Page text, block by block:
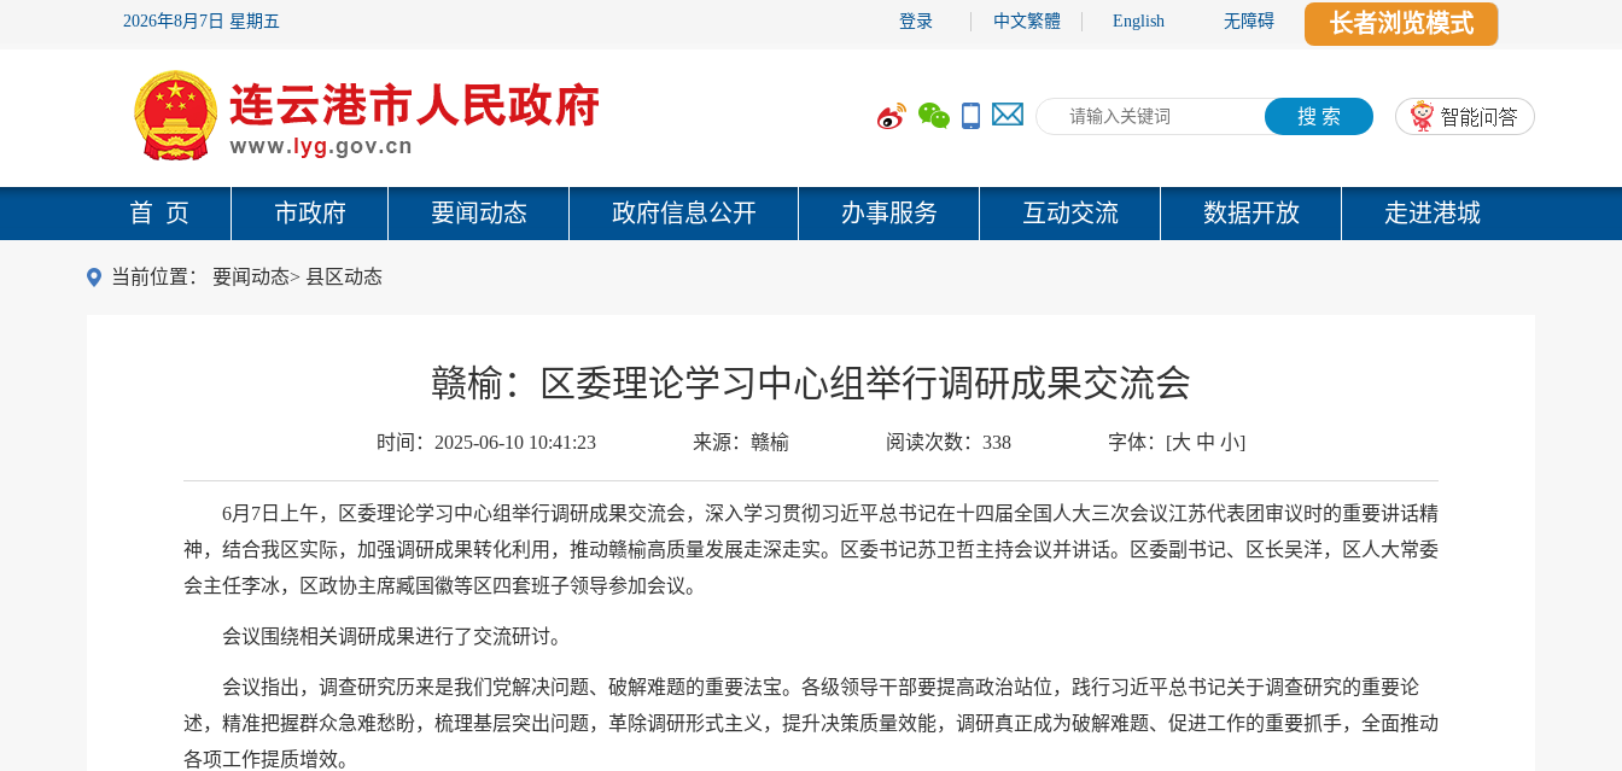
2026年8月7日 星期五 登录 中文繁體 English 无障碍 长者浏览模式
搜 索
首 页 市政府 要闻动态 政府信息公开 办事服务 互动交流 数据开放 走进港城
当前位置： 要闻动态> 县区动态
赣榆：区委理论学习中心组举行调研成果交流会
时间： 2025-06-10 10:41:23 来源： 赣榆 阅读次数： 338 字体： [大 中 小]
6月7日上午，区委理论学习中心组举行调研成果交流会，深入学习贯彻习近平总书记在十四届全国人大三次会议江苏代表团审议时的重要讲话精
神，结合我区实际，加强调研成果转化利用，推动赣榆高质量发展走深走实。区委书记苏卫哲主持会议并讲话。区委副书记、区长吴洋，区人大常委
会主任李冰，区政协主席臧国徽等区四套班子领导参加会议。
会议围绕相关调研成果进行了交流研讨。
会议指出，调查研究历来是我们党解决问题、破解难题的重要法宝。各级领导干部要提高政治站位，践行习近平总书记关于调查研究的重要论
述，精准把握群众急难愁盼，梳理基层突出问题，革除调研形式主义，提升决策质量效能，调研真正成为破解难题、促进工作的重要抓手，全面推动
各项工作提质增效。